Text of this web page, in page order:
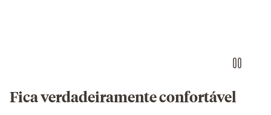
Fica verdadeiramente confortável